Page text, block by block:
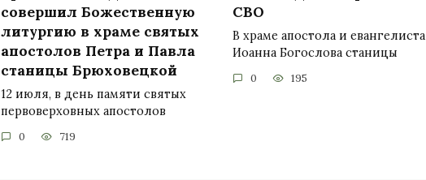
совершил Божественную
литургию в храме святых
апостолов Петра и Павла
станицы Брюховецкой
12 июля, в день памяти святых
первоверховных апостолов
0 719
СВО
В храме апостола и евангелиста
Иоанна Богослова станицы
0 195